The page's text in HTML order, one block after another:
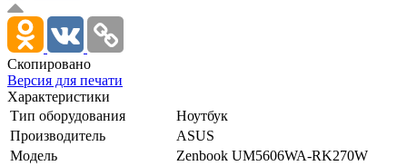
Скопировано
Версия для печати
Характеристики
Тип оборудования
Ноутбук
Производитель
ASUS
Модель
Zenbook UM5606WA-RK270W